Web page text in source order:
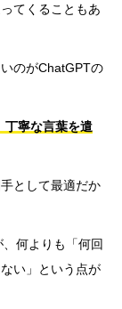
てくることもあ
のがChatGPTの
丁寧な言葉を遣
として最適だか
何よりも「何回
い」という点が